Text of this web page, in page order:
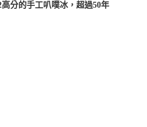
分的手工叭噗冰，超過50年